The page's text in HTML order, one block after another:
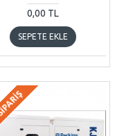
0,00 TL
SEPETE EKLE